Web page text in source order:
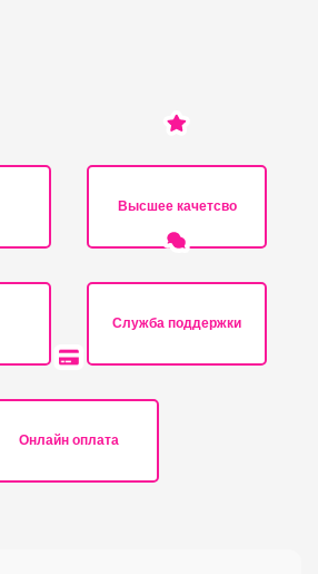
Высшее качетсво
Служба поддержки
Онлайн оплата